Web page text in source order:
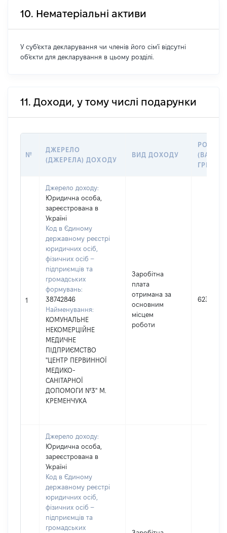
10. Нематеріальні активи
У суб'єкта декларування чи членів його сім'ї відсутні
об'єкти для декларування в цьому розділі.
11. Доходи, у тому числі подарунки
№
ДЖЕРЕЛО
(ДЖЕРЕЛА) ДОХОДУ
ВИД ДОХОДУ
РОЗМІР
ГРН
1
Джерело доходу:
Юридична особа,
зареєстрована в
Україні
Код в Єдиному
державному реєстрі
юридичних осіб,
фізичних осіб –
підприємців та
громадських
формувань:
38742846
Найменування:
КОМУНАЛЬНЕ
НЕКОМЕРЦІЙНЕ
МЕДИЧНЕ
ПІДПРИЄМСТВО
"ЦЕНТР ПЕРВИННОЇ
МЕДИКО-
САНІТАРНОЇ
ДОПОМОГИ №3" М.
КРЕМЕНЧУКА
Заробітна
плата
отримана за
основним
місцем
роботи
623691
Джерело доходу:
Юридична особа,
зареєстрована в
Україні
Код в Єдиному
державному реєстрі
юридичних осіб,
фізичних осіб –
підприємців та
громадських